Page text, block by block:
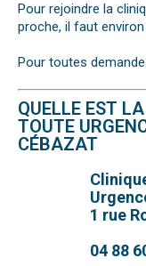
Pour rejoindre la
proche, il faut
Pour toutes
QUELLE EST
TOUTE
CÉBAZAT
1 rue
04 88